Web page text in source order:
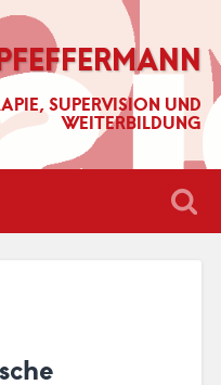
SUPERVISION UND
WEITERBILDUNG